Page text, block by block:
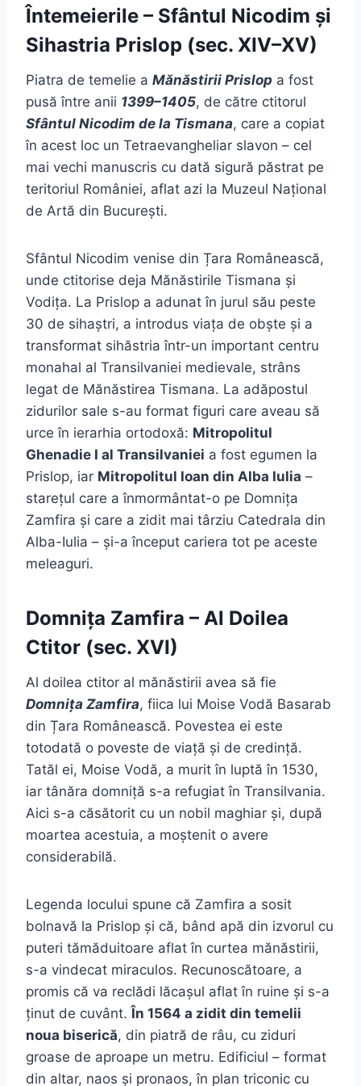
Întemeierile – Sfântul Nicodim și
Sihastria Prislop (sec. XIV–XV)
Piatra de temelie a Mănăstirii Prislop a fost
pusă între anii 1399–1405, de către ctitorul
Sfântul Nicodim de la Tismana, care a copiat
în acest loc un Tetraevangheliar slavon – cel
mai vechi manuscris cu dată sigură păstrat pe
teritoriul României, aflat azi la Muzeul Național
de Artă din București.
Sfântul Nicodim venise din Țara Românească,
unde ctitorise deja Mănăstirile Tismana și
Vodița. La Prislop a adunat în jurul său peste
30 de sihaștri, a introdus viața de obște și a
transformat sihăstria într-un important centru
monahal al Transilvaniei medievale, strâns
legat de Mănăstirea Tismana. La adăpostul
zidurilor sale s-au format figuri care aveau să
urce în ierarhia ortodoxă: Mitropolitul
Ghenadie I al Transilvaniei a fost egumen la
Prislop, iar Mitropolitul Ioan din Alba Iulia –
starețul care a înmormântat-o pe Domnița
Zamfira și care a zidit mai târziu Catedrala din
Alba-Iulia – și-a început cariera tot pe aceste
meleaguri.
Domnița Zamfira – Al Doilea
Ctitor (sec. XVI)
Al doilea ctitor al mănăstirii avea să fie
Domnița Zamfira, fiica lui Moise Vodă Basarab
din Țara Românească. Povestea ei este
totodată o poveste de viață și de credință.
Tatăl ei, Moise Vodă, a murit în luptă în 1530,
iar tânăra domniță s-a refugiat în Transilvania.
Aici s-a căsătorit cu un nobil maghiar și, după
moartea acestuia, a moștenit o avere
considerabilă.
Legenda locului spune că Zamfira a sosit
bolnavă la Prislop și că, bând apă din izvorul cu
puteri tămăduitoare aflat în curtea mănăstirii,
s-a vindecat miraculos. Recunoscătoare, a
promis că va reclădi lăcașul aflat în ruine și s-a
ținut de cuvânt. În 1564 a zidit din temelii
noua biserică, din piatră de râu, cu ziduri
groase de aproape un metru. Edificiul – format
din altar, naos și pronaos, în plan triconic cu